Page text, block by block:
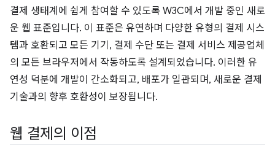
결제 생태계에 쉽게 참여할 수 있도록 W3C에서 개발 중인 새로
운 웹 표준입니다. 이 표준은 유연하며 다양한 유형의 결제 시스
템과 호환되고 모든 기기, 결제 수단 또는 결제 서비스 제공업체
의 모든 브라우저에서 작동하도록 설계되었습니다. 이러한 유
연성 덕분에 개발이 간소화되고, 배포가 일관되며, 새로운 결제
기술과의 향후 호환성이 보장됩니다.
웹 결제의 이점